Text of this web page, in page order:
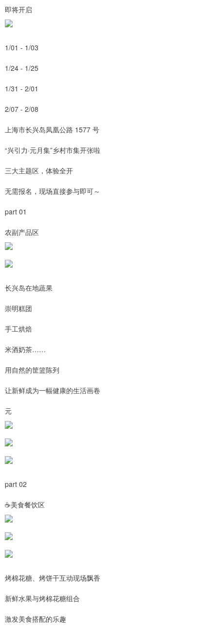
即将开启
1/01 - 1/03
1/24 - 1/25
1/31 - 2/01
2/07 - 2/08
上海市长兴岛凤凰公路 1577 号
“兴引力·元月集”乡村市集开张啦
三大主题区，体验全开
无需报名，现场直接参与即可～
part 01
农副产品区
长兴岛在地蔬果
崇明糕团
手工烘焙
米酒奶茶……
用自然的筐篮陈列
让新鲜成为一幅健康的生活画卷
元
part 02
☕美食餐饮区
烤棉花糖、烤饼干互动现场飘香
新鲜水果与烤棉花糖组合
激发美食搭配的乐趣